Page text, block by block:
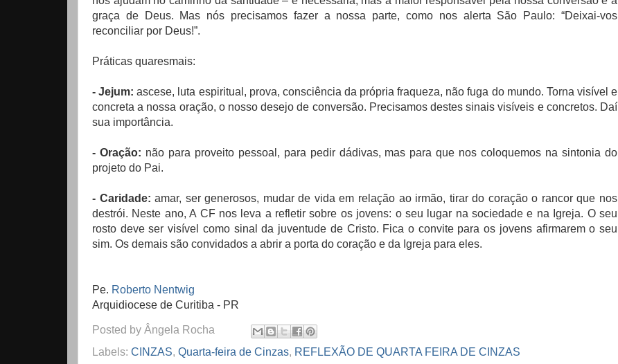
graça de Deus. Mas nós precisamos fazer a nossa parte, como nos alerta São Paulo: “Deixai-vos
reconciliar por Deus!”.
Práticas quaresmais:
- Jejum: ascese, luta espiritual, prova, consciência da própria fraqueza, não fuga do mundo. Torna visível e
concreta a nossa oração, o nosso desejo de conversão. Precisamos destes sinais visíveis e concretos. Daí
sua importância.
- Oração: não para proveito pessoal, para pedir dádivas, mas para que nos coloquemos na sintonia do
projeto do Pai.
- Caridade: amar, ser generosos, mudar de vida em relação ao irmão, tirar do coração o rancor que nos
destrói. Neste ano, A CF nos leva a refletir sobre os jovens: o seu lugar na sociedade e na Igreja. O seu
rosto deve ser visível como sinal da juventude de Cristo. Fica o convite para os jovens afirmarem o seu
sim. Os demais são convidados a abrir a porta do coração e da Igreja para eles.
Pe. Roberto Nentwig
Arquidiocese de Curitiba - PR
Posted by Ângela Rocha
Labels: CINZAS Quarta-feira de Cinzas REFLEXÃO DE QUARTA FEIRA DE CINZAS